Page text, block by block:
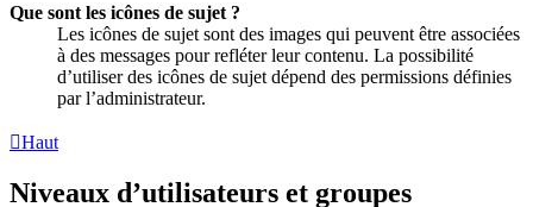
Que sont les icônes de sujet ?
Les icônes de sujet sont des images qui peuvent être associées
à des messages pour refléter leur contenu. La possibilité
d’utiliser des icônes de sujet dépend des permissions définies
par l’administrateur.
Haut
Niveaux d’utilisateurs et groupes